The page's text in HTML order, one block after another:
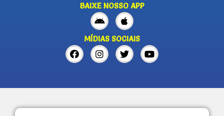
BAIXE NOSSO APP
MÍDIAS SOCIAIS